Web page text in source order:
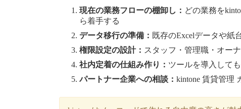
現在の業務フローの棚卸し： どの業務を
ら着手する
データ移行の準備： 既存のExcelデータや紙
権限設定の設計： スタッフ・管理職・オー
社内定着の仕組み作り： ツールを導入して
パートナー企業への相談： kintone 賃貸管理